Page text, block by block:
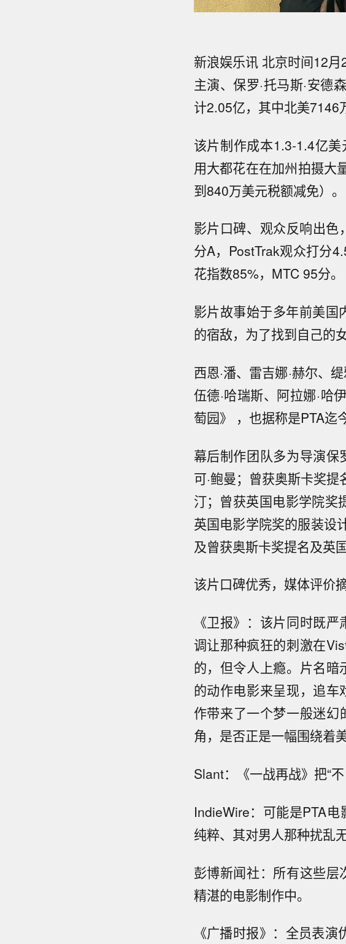
新浪娱乐讯 北京时间12
主演、保罗·托马斯·安德
计2.05亿，其中北美7146
该片制作成本1.3-1.4亿
用大都花在在加州拍摄大
到840万美元税额减免）。
影片口碑、观众反响出
分A，PostTrak观众打分
花指数85%，MTC 95分。
影片故事始于多年前美
的宿敌，为了找到自己的
西恩·潘、雷吉娜·赫尔、
伍德·哈瑞斯、阿拉娜·哈
萄园》 ，也据称是PTA迄
幕后制作团队多为导演保
可·鲍曼；曾获奥斯卡奖
汀；曾获英国电影学院奖
英国电影学院奖的服装设
及曾获奥斯卡奖提名及英
该片口碑优秀，媒体评价摘
《卫报》：该片同时既
调让那种疯狂的刺激在
的，但令人上瘾。片名
的动作电影来呈现，追
作带来了一个梦一般迷
角，是否正是一幅围绕着
Slant：《一战再战》把“
IndieWire：可能是PTA
纯粹、其对男人那种扰乱
彭博新闻社：所有这些
精湛的电影制作中。
《广播时报》：全员表